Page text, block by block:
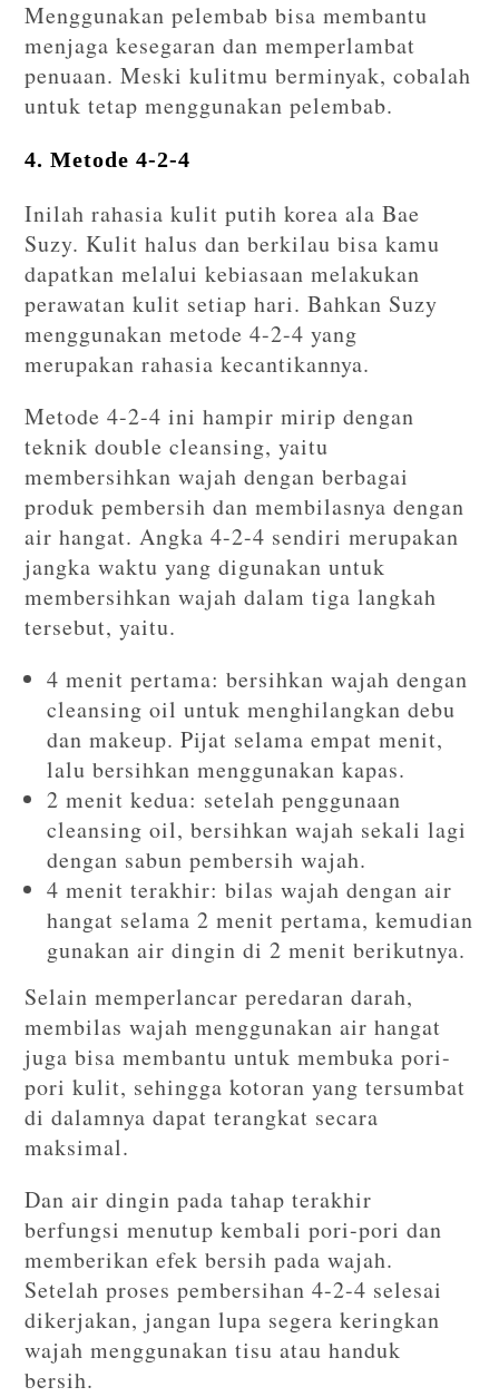
Menggunakan pelembab bisa membantu
menjaga kesegaran dan memperlambat
penuaan. Meski kulitmu berminyak, cobalah
untuk tetap menggunakan pelembab.
4. Metode 4-2-4
Inilah rahasia kulit putih korea ala Bae
Suzy. Kulit halus dan berkilau bisa kamu
dapatkan melalui kebiasaan melakukan
perawatan kulit setiap hari. Bahkan Suzy
menggunakan metode 4-2-4 yang
merupakan rahasia kecantikannya.
Metode 4-2-4 ini hampir mirip dengan
teknik double cleansing, yaitu
membersihkan wajah dengan berbagai
produk pembersih dan membilasnya dengan
air hangat. Angka 4-2-4 sendiri merupakan
jangka waktu yang digunakan untuk
membersihkan wajah dalam tiga langkah
tersebut, yaitu.
4 menit pertama: bersihkan wajah dengan
cleansing oil untuk menghilangkan debu
dan makeup. Pijat selama empat menit,
lalu bersihkan menggunakan kapas.
2 menit kedua: setelah penggunaan
cleansing oil, bersihkan wajah sekali lagi
dengan sabun pembersih wajah.
4 menit terakhir: bilas wajah dengan air
hangat selama 2 menit pertama, kemudian
gunakan air dingin di 2 menit berikutnya.
Selain memperlancar peredaran darah,
membilas wajah menggunakan air hangat
juga bisa membantu untuk membuka pori-
pori kulit, sehingga kotoran yang tersumbat
di dalamnya dapat terangkat secara
maksimal.
Dan air dingin pada tahap terakhir
berfungsi menutup kembali pori-pori dan
memberikan efek bersih pada wajah.
Setelah proses pembersihan 4-2-4 selesai
dikerjakan, jangan lupa segera keringkan
wajah menggunakan tisu atau handuk
bersih.